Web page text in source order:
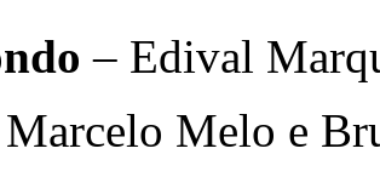
– Edival
Melo e